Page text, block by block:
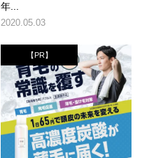
年...
2020.05.03
【PR】